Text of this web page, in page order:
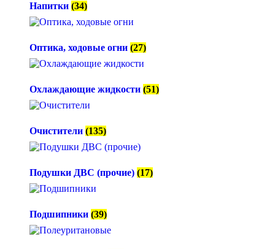
Напитки (34)
Оптика, ходовые огни (27)
Охлаждающие жидкости (51)
Очистители (135)
Подушки ДВС (прочие) (17)
Подшипники (39)